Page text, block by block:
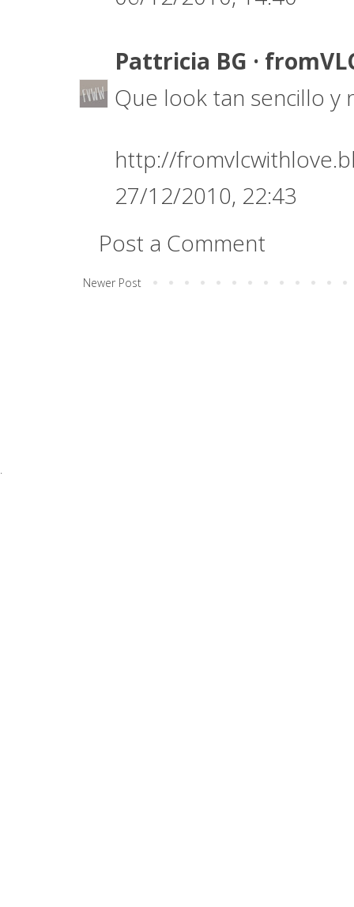
Pattricia BG ·
Que look tan sencillo y
http://
27/12/2010, 22:43
Post a Comment
Newer Post
.